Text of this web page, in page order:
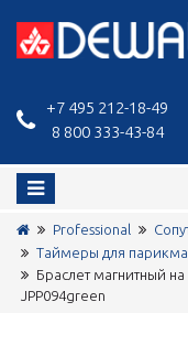
+7 495 212-18-49
8 800 333-43-84
Professional
Таймеры для
Браслет магнитный
JPP094green